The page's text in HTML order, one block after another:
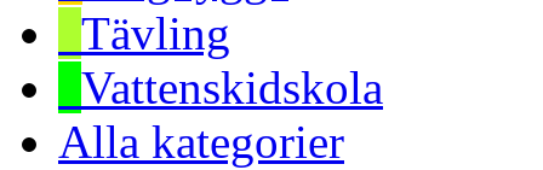
Tävling
Vattenskidskola
Alla kategorier